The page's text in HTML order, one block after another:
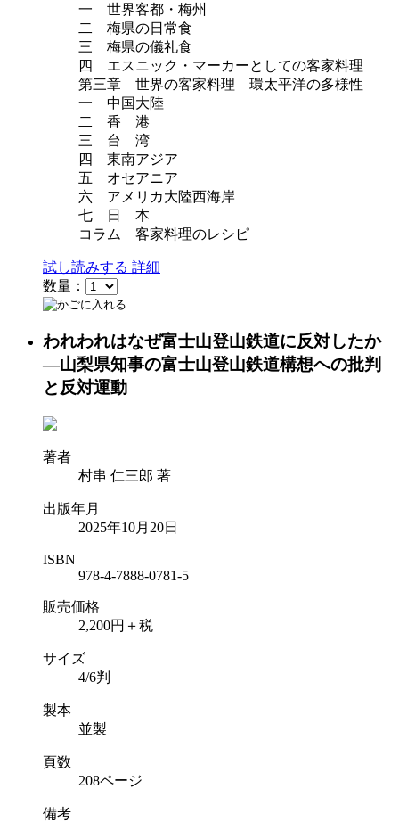
一 世界客都・梅州
二 梅県の日常食
三 梅県の儀礼食
四 エスニック・マーカーとしての客家料理
第三章 世界の客家料理―環太平洋の多様性
一 中国大陸
二 香 港
三 台 湾
四 東南アジア
五 オセアニア
六 アメリカ大陸西海岸
七 日 本
コラム 客家料理のレシピ
試し読みする 詳細
数量：
われわれはなぜ富士山登山鉄道に反対したか
—山梨県知事の富士山登山鉄道構想への批判
と反対運動
著者
村串 仁三郎 著
出版年月
2025年10月20日
ISBN
978-4-7888-0781-5
販売価格
2,200円＋税
サイズ
4/6判
製本
並製
頁数
208ページ
備考